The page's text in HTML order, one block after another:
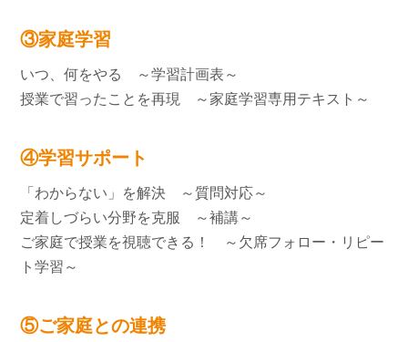
③家庭学習
いつ、何をやる ～学習計画表～
授業で習ったことを再現 ～家庭学習専用テキスト～
④学習サポート
「わからない」を解決 ～質問対応～
定着しづらい分野を克服 ～補講～
ご家庭で授業を視聴できる！ ～欠席フォロー・リピー
ト学習～
⑤ご家庭との連携